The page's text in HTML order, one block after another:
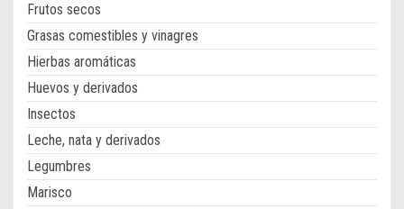
Frutos secos
Grasas comestibles y vinagres
Hierbas aromáticas
Huevos y derivados
Insectos
Leche, nata y derivados
Legumbres
Marisco